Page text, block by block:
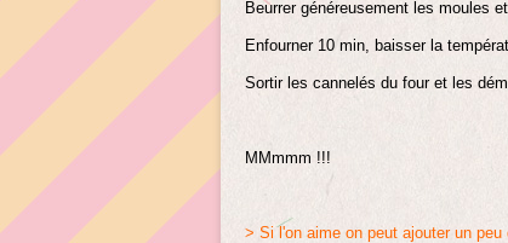
Beurrer généreusement les moules
Enfourner 10 min, baisser la
Sortir les cannelés du four et les
MMmmm !!!
> Si l'on aime on peut ajouter un peu